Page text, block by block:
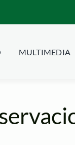
MULTIMEDIA